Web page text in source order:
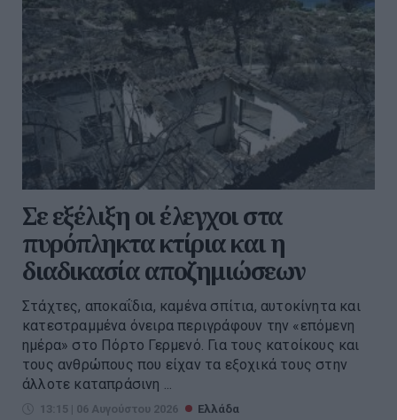
Σε εξέλιξη οι έλεγχοι στα
πυρόπληκτα κτίρια και η
διαδικασία αποζημιώσεων
Στάχτες, αποκαΐδια, καμένα σπίτια, αυτοκίνητα και
κατεστραμμένα όνειρα περιγράφουν την «επόμενη
ημέρα» στο Πόρτο Γερμενό. Για τους κατοίκους και
τους ανθρώπους που είχαν τα εξοχικά τους στην
άλλοτε καταπράσινη ...
13:15 | 06 Αυγούστου 2026 Ελλάδα